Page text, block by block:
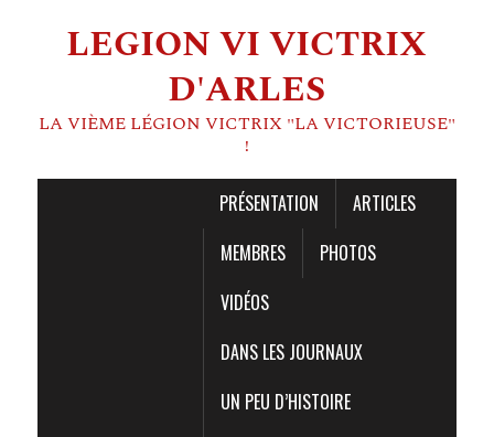
LEGION VI VICTRIX
D'ARLES
LA VIÈME LÉGION VICTRIX "LA VICTORIEUSE"
!
PRÉSENTATION
ARTICLES
MEMBRES
PHOTOS
VIDÉOS
DANS LES JOURNAUX
UN PEU D’HISTOIRE